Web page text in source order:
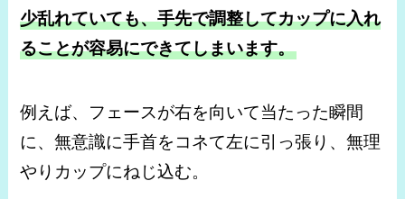
少乱れていても、手先で調整してカップに入れ
ることが容易にできてしまいます。
例えば、フェースが右を向いて当たった瞬間
に、無意識に手首をコネて左に引っ張り、無理
やりカップにねじ込む。